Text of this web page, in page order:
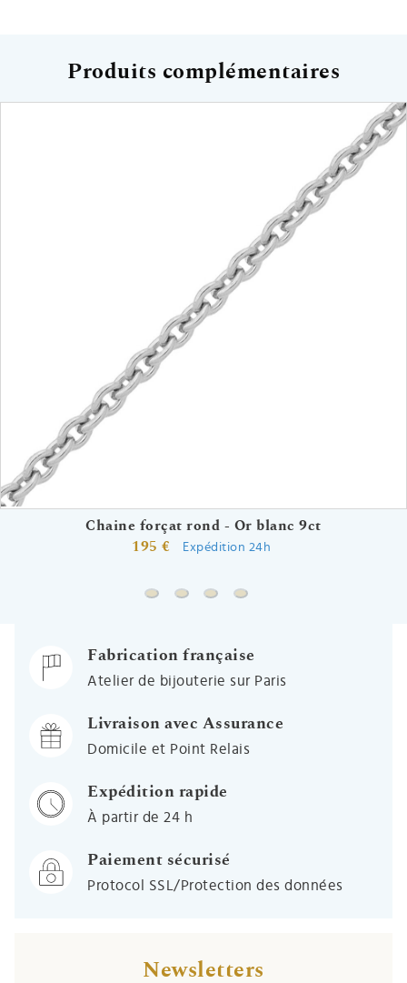
Produits complémentaires
Chaine forçat rond - Or blanc 9ct
195 €
Expédition 24h
Fabrication française
Atelier de bijouterie sur Paris
Livraison avec Assurance
Domicile et Point Relais
Expédition rapide
À partir de 24 h
Paiement sécurisé
Protocol SSL/Protection des données
Newsletters